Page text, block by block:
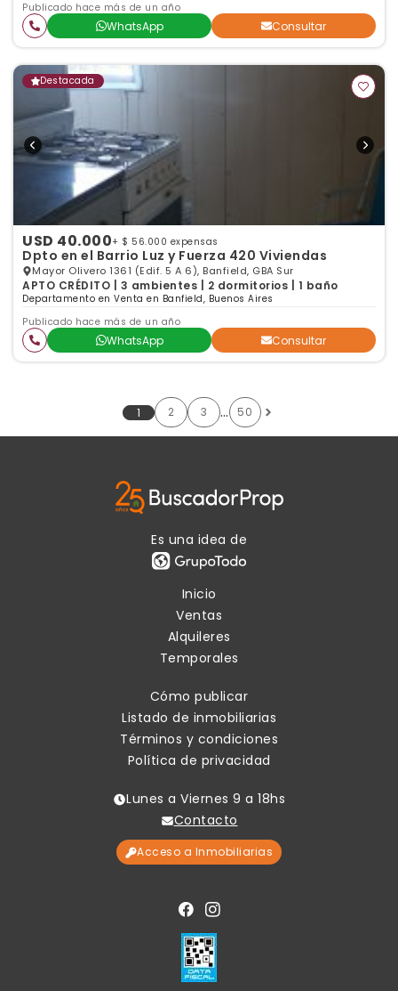
Publicado hace más de un año
WhatsApp Consultar
Destacada
USD 40.000+ $ 56.000 expensas
Dpto en el Barrio Luz y Fuerza 420 Viviendas
Mayor Olivero 1361 (Edif. 5 A 6), Banfield, GBA Sur
APTO CRÉDITO | 3 ambientes | 2 dormitorios | 1 baño
Departamento en Venta en Banfield, Buenos Aires
Publicado hace más de un año
WhatsApp Consultar
1 2 3 … 50
Es una idea de
Inicio
Ventas
Alquileres
Temporales
Cómo publicar
Listado de inmobiliarias
Términos y condiciones
Política de privacidad
Lunes a Viernes 9 a 18hs
Contacto
Acceso a Inmobiliarias